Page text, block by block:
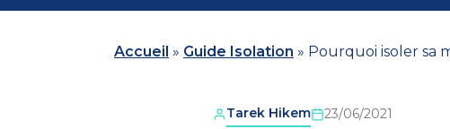
Accueil » Guide Isolation » Pourquoi isoler sa
Tarek Hikem 23/06/2021